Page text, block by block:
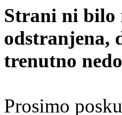
Strani ni bilo
odstranjena,
trenutno
Prosimo